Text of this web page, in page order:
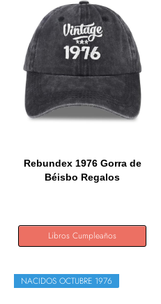
Rebundex 1976 Gorra de
Béisbo Regalos
Libros Cumpleaños
NACIDOS OCTUBRE 1976